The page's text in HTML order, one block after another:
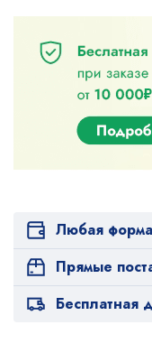
Любая
Прямые
Бесплатная